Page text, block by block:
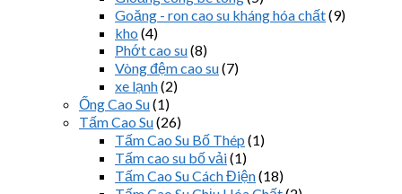
Goăng - ron cao su kháng hóa chất(9)
kho (4)
Phớt cao su(8)
Vòng đệm cao su(7)
xe lạnh(2)
Ống Cao Su(1)
Tấm Cao Su(26)
Tấm Cao Su Bố Thép (1)
Tấm cao su bố vải(1)
Tấm Cao Su Cách Điện(18)